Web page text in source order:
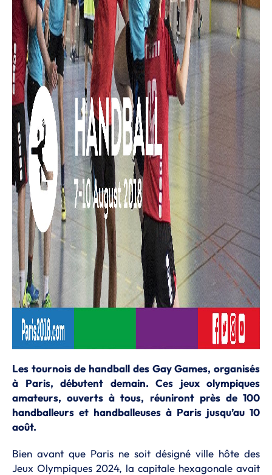
Les tournois de handball des Gay Games, organisés
à Paris, débutent demain. Ces jeux olympiques
amateurs, ouverts à tous, réuniront près de 100
handballeurs et handballeuses à Paris jusqu’au 10
août.
Bien avant que Paris ne soit désigné ville hôte des
Jeux Olympiques 2024, la capitale hexagonale avait